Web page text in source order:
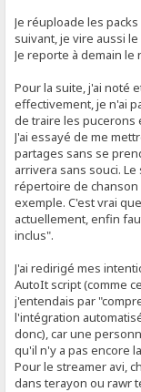
Je réuploade les
suivant, je vire aussi le
Je reporte à demain
Pour la suite, j'ai noté
effectivement, je n'ai
de traire les pucerons
J'ai essayé de me
partages sans se
arrivera sans souci.
répertoire de
exemple. C'est vrai
actuellement, enfin
inclus".
J'ai redirigé mes
AutoIt script (comme
j'entendais par
l'intégration
donc), car une
qu'il n'y a pas encore
Pour le streamer avi,
dans terayon ou rawr